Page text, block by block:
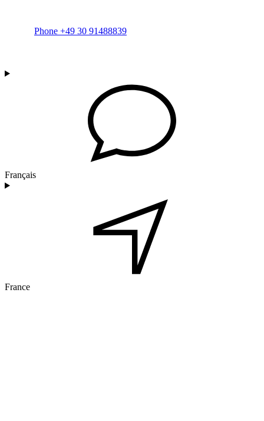
Phone +49 30 91488839
Français
France